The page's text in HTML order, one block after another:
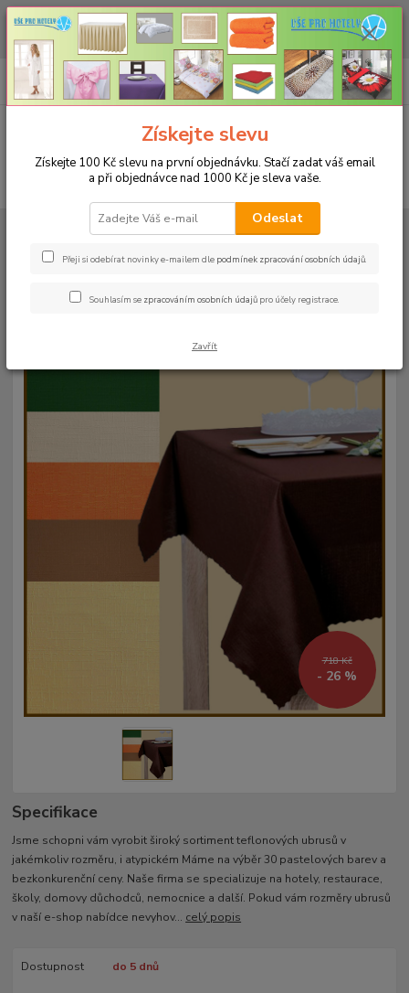
CHCETE NAKOUPIT VĚTŠÍ MNOŽSTVÍ NAŠICH PRODUKTŮ ZA LEPŠÍ
CENU? Klikněte ZDE
CZK
+420 773 794 023
Pondělí-pátek 9-16 hodin
0ks
za0 Kč
UBRUSY
Teflonové ubrusy jednobarevné s vodoodpudivou úpravou
Teflonový ubrus 140x240cm -
tmavě hnědý 128
718 Kč
- 26 %
Specifikace
Jsme schopni vám vyrobit široký sortiment teflonových ubrusů v
jakémkoliv rozměru, i atypickém Máme na výběr 30 pastelových barev a
bezkonkurenční ceny. Naše firma se specializuje na hotely, restaurace,
školy, domovy důchodců, nemocnice a další. Pokud vám rozměry ubrusů
v naší e-shop nabídce nevyhov... celý popis
Dostupnost do 5 dnů
Získejte slevu
Získejte 100 Kč slevu na první objednávku. Stačí zadat váš email
a při objednávce nad 1000 Kč je sleva vaše.
Odeslat
Přeji si odebírat novinky e-mailem dle podmínek zpracování osobních údajů.
Souhlasím se zpracováním osobních údajů pro účely registrace.
Zavřít